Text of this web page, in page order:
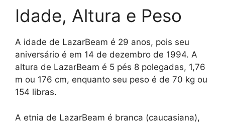
Idade, Altura e Peso
A idade de LazarBeam é 29 anos, pois seu
aniversário é em 14 de dezembro de 1994. A
altura de LazarBeam é 5 pés 8 polegadas, 1,76
m ou 176 cm, enquanto seu peso é de 70 kg ou
154 libras.
A etnia de LazarBeam é branca (caucasiana),